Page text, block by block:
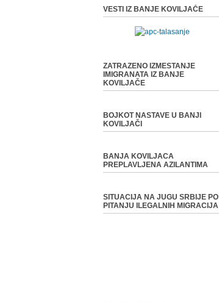
VESTI IZ BANJE KOVILJAČE
ZATRAZENO IZMESTANJE
IMIGRANATA IZ BANJE
KOVILJAČE
BOJKOT NASTAVE U BANJI
KOVILJAČI
BANJA KOVILJACA
PREPLAVLJENA AZILANTIMA
SITUACIJA NA JUGU SRBIJE PO
PITANJU ILEGALNIH MIGRACIJA